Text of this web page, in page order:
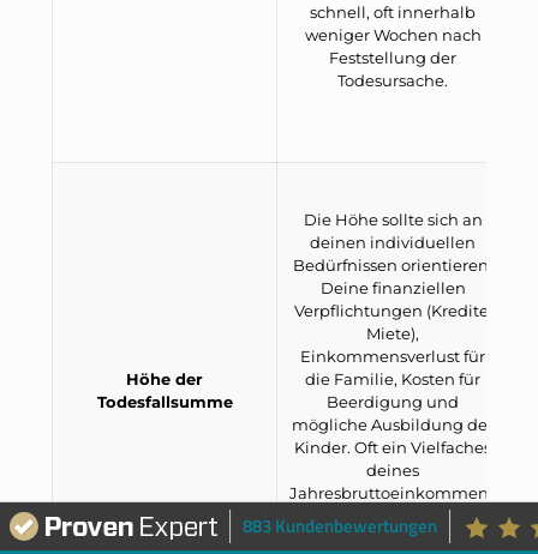
schnell, oft innerhalb
weniger Wochen nach
Feststellung der
Todesursache.
Höhe der
Todesfallsumme
Die Höhe sollte sich an
deinen individuellen
Bedürfnissen orientieren:
Deine finanziellen
Verpflichtungen (Kredite,
Miete),
Einkommensverlust für
die Familie, Kosten für
Beerdigung und
mögliche Ausbildung der
Kinder. Oft ein Vielfaches
deines
Jahresbruttoeinkommens
oder eine feste Summe
(z.B. 100.000 bis 250.000
883 Kundenbewertungen